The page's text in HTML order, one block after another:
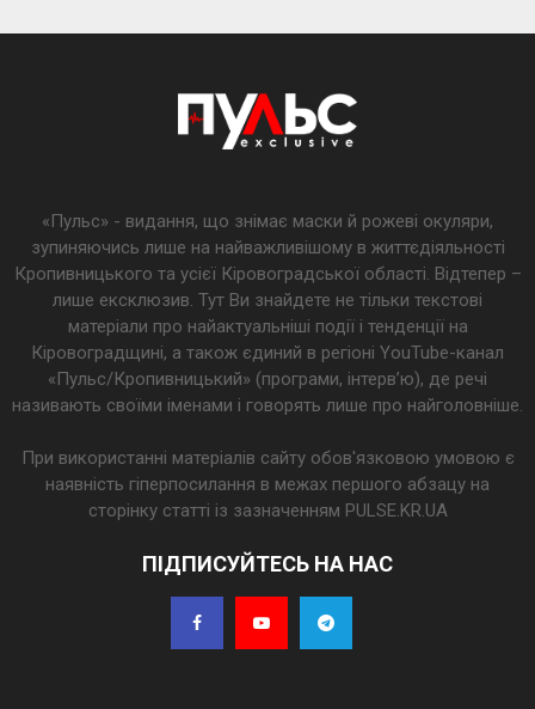
«Пульс» - видання, що знімає маски й рожеві окуляри,
зупиняючись лише на найважливішому в життєдіяльності
Кропивницького та усієї Кіровоградської області. Відтепер –
лише ексклюзив. Тут Ви знайдете не тільки текстові
матеріали про найактуальніші події і тенденції на
Кіровоградщині, а також єдиний в регіоні YouTube-канал
«Пульс/Кропивницький» (програми, інтерв’ю), де речі
називають своїми іменами і говорять лише про найголовніше.
При використанні матеріалів сайту обов'язковою умовою є
наявність гіперпосилання в межах першого абзацу на
сторінку статті із зазначенням PULSE.KR.UA
ПІДПИСУЙТЕСЬ НА НАС